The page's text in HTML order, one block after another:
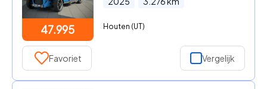
47.995 Houten (UT)
Favoriet Vergelijk